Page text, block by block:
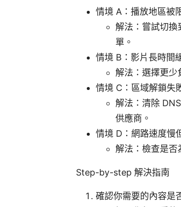
情境 A：播放地區被
解法：嘗試切換
單。
情境 B：影片長時間
解法：選擇更少
情境 C：區域解鎖失
解法：清除
供應商。
情境 D：網路速度慢
解法：檢查是否
Step-by-step 解決指南
確認你需要的內容是